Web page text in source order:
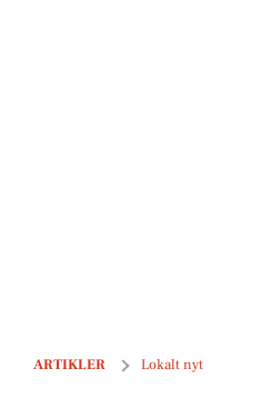
ARTIKLER Lokalt nyt
Bindesbøll Byen vinder